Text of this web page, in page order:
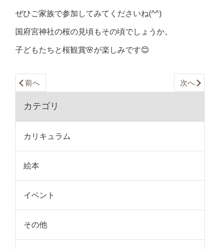
ぜひご家族で参加してみてくださいね(^^)
国府宮神社の桜の見頃もその頃でしょうか。
子どもたちと桜観賞🌸が楽しみです😊
前へ 次へ
カテゴリ
カリキュラム
絵本
イベント
その他